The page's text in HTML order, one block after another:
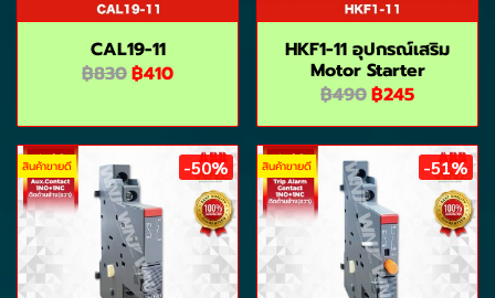
CAL19-11
฿830฿410
HKF1-11 อุปกรณ์เสริม
Motor Starter
฿490฿245
สินค้าขายดี -50% สินค้าขายดี -51%